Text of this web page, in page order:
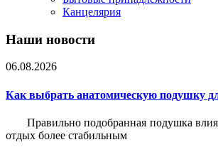
Канцелярия
Наши новости
06.08.2026
Как выбрать анатомическую подушку
Правильно подобранная подушка
отдых более стабильным